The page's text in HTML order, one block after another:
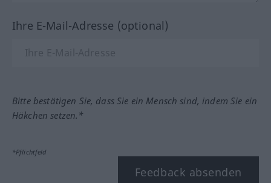
Ihre E-Mail-Adresse (optional)
Bitte bestätigen Sie, dass Sie ein Mensch sind, indem Sie ein
Häkchen setzen.*
*Pflichtfeld
Feedback absenden